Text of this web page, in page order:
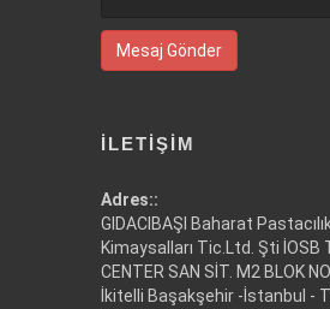
Mesaj Gönder
İLETIŞIM
Adres::
GIDACIBAŞI Baharat
Kimaysalları Tic.Ltd. Şti İOSB
CENTER SAN SİT. M2 BLOK
İkitelli Başakşehir -İstanbul -